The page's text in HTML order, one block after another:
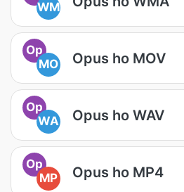
WM
Op
MO
Opus ho MOV
Op
WA
Opus ho WAV
Op
MP
Opus ho MP4